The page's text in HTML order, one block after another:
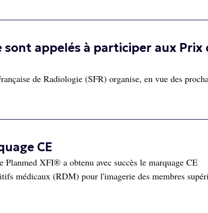
appelés à participer aux Prix
de Radiologie (SFR) organise, en vue des
CE
XFI® a obtenu avec succès le marquage CE
médicaux (RDM) pour l'imagerie des membres